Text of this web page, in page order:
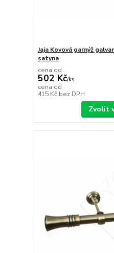
Jaja Kovová garnýž
satyna
cena od
502 Kč/ks
cena od
415 Kč bez DPH
Zvolit